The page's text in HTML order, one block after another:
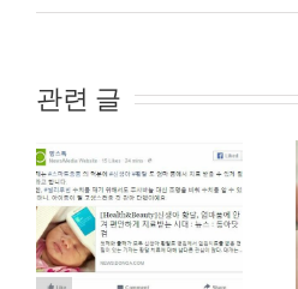
관련 글